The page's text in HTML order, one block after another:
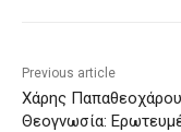
Previous article
Χάρης
Θεογνωσία: